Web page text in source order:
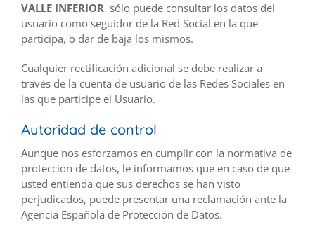
VALLE INFERIOR, sólo puede consultar los datos del
usuario como seguidor de la Red Social en la que
participa, o dar de baja los mismos.
Cualquier rectificación adicional se debe realizar a
través de la cuenta de usuario de las Redes Sociales en
las que participe el Usuario.
Autoridad de control
Aunque nos esforzamos en cumplir con la normativa de
protección de datos, le informamos que en caso de que
usted entienda que sus derechos se han visto
perjudicados, puede presentar una reclamación ante la
Agencia Española de Protección de Datos.